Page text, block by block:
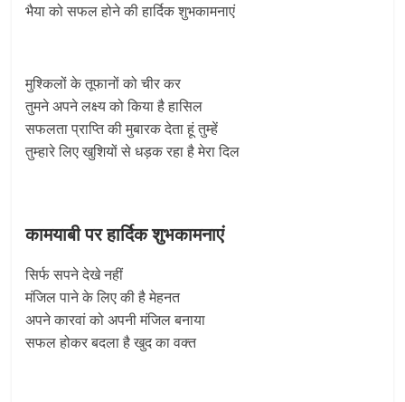
भैया को सफल होने की हार्दिक शुभकामनाएं
मुश्किलों के तूफानों को चीर कर
तुमने अपने लक्ष्य को किया है हासिल
सफलता प्राप्ति की मुबारक देता हूं तुम्हें
तुम्हारे लिए खुशियों से धड़क रहा है मेरा दिल
कामयाबी पर हार्दिक शुभकामनाएं
सिर्फ सपने देखे नहीं
मंजिल पाने के लिए की है मेहनत
अपने कारवां को अपनी मंजिल बनाया
सफल होकर बदला है खुद का वक्त